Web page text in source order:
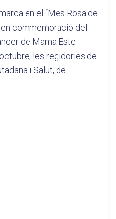
en el “Mes Rosa de
commemoració del
de Mama Este
les regidories de
i Salut, de...